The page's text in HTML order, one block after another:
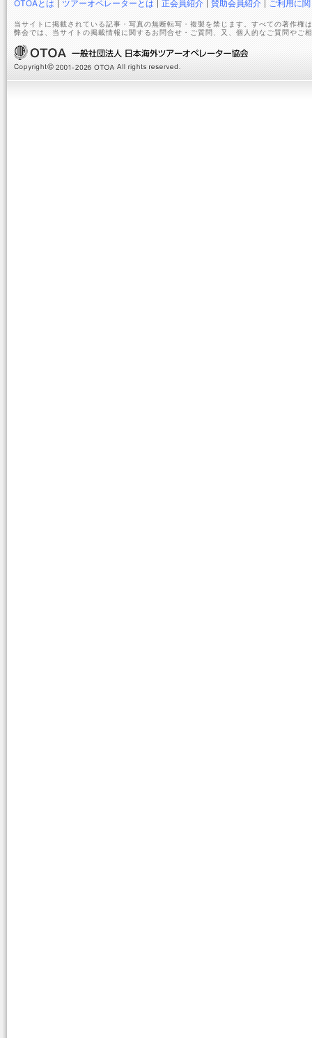
OTOAとは ツアーオペレーターとは 正会員紹介 賛助会員紹介 ご利用に
当サイトに掲載されている記事・写真の無断転写・複製を禁じます。すべての著作権
弊会では、当サイトの掲載情報に関するお問合せ・ご質問、又、個人的なご質問やご